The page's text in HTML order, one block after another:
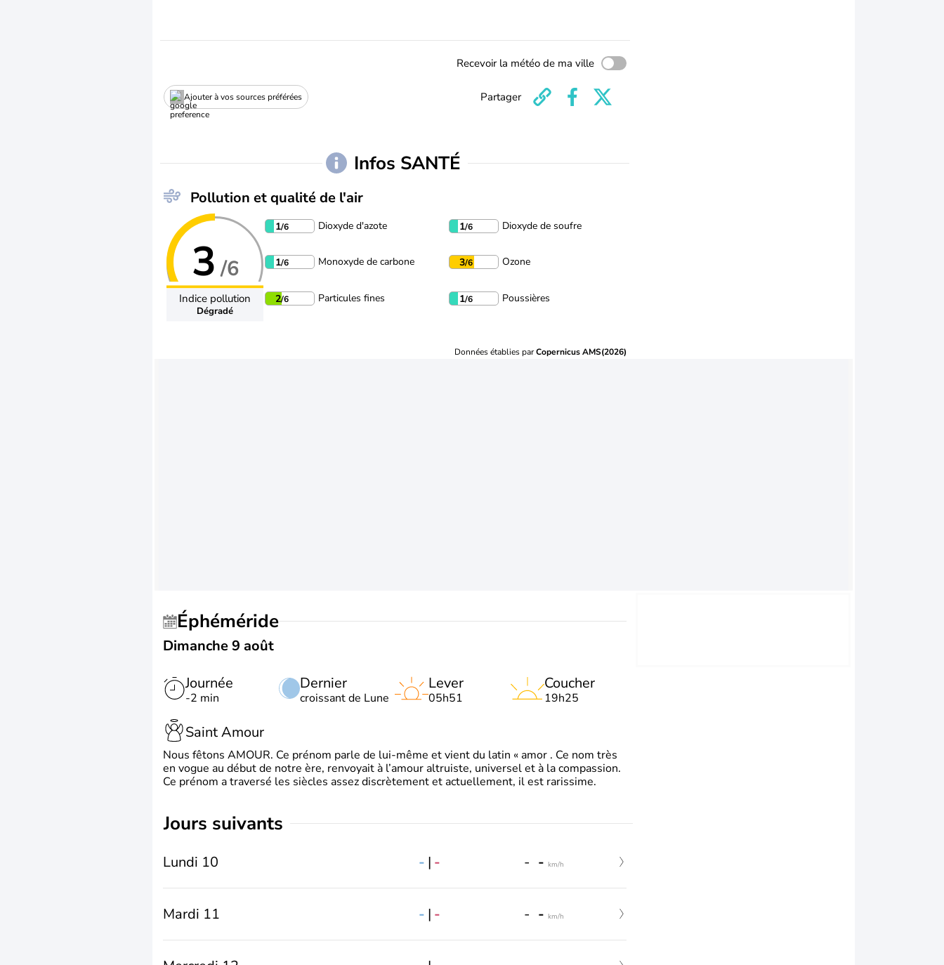
Recevoir la météo de ma ville
Ajouter à vos sources préférées Partager
Infos SANTÉ
Pollution et qualité de l'air
3 /6
Indice pollution
Dégradé
1/6 Dioxyde d'azote 1/6 Dioxyde de soufre
1/6 Monoxyde de carbone 3/6 Ozone
2/6 Particules fines 1/6 Poussières
Données établies parCopernicus AMS(2026)
Éphéméride
Dimanche 9 août
Journée
-2 min
Dernier
croissant de Lune
Lever
05h51
Coucher
19h25
Saint Amour
Nous fêtons AMOUR. Ce prénom parle de lui-même et vient du latin « amor . Ce nom très
en vogue au début de notre ère, renvoyait à l’amour altruiste, universel et à la compassion.
Ce prénom a traversé les siècles assez discrètement et actuellement, il est rarissime.
jours suivants
Lundi 10 - | - - - km/h
Mardi 11 - | - - - km/h